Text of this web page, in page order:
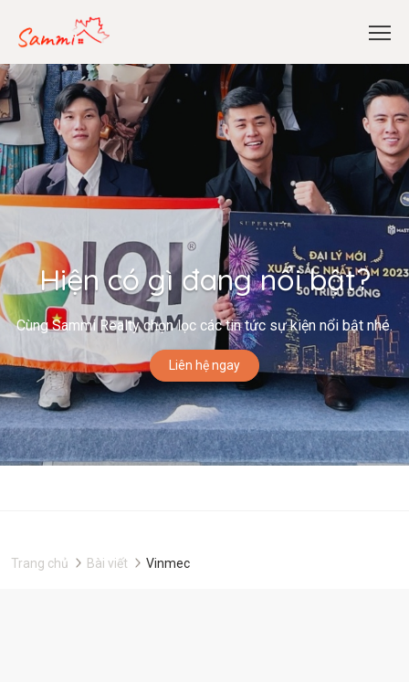
Hiện có gì đang nổi bật?
Cùng Sammi Realty chọn lọc các tin tức sự kiện nổi bật nhé.
Liên hệ ngay
Trang chủ Bài viết Vinmec